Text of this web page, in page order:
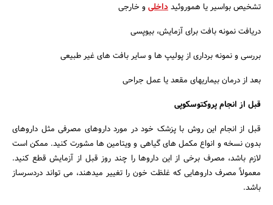
جستجو
تشخیص بواسیر یا هموروئیدداخلیو خارجی
دریافت نمونه بافت برای آزمایش، بیوپسی
بررسی و نمونه برداری از پولیپ ها و سایر بافت های غیر طبیعی
بعد از درمان بیماریهای مقعد یا عمل جراحی
قبل از انجام پروکتوسکوپی
قبل از انجام این روش با پزشک خود در مورد داروهای مصرفی مثل داروهای
بدون نسخه و انواع مکمل های گیاهی و ویتامین ها مشورت کنید. ممکن است
لازم باشد، مصرف برخی از این داروها را چند روز قبل از آزمایش قطع کنید.
معمولاً مصرف داروهایی که غلظت خون را تغییر میدهند، می تواند دردسرساز
باشد.